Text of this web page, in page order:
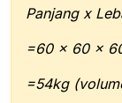
Panjang x
=60 x 60 x
=54kg